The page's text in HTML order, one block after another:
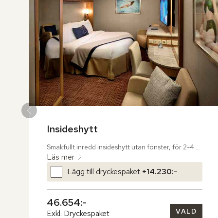
Insideshytt
Smakfullt inredd insideshytt utan fönster, för 2-4
personer.
Hytten har en dubbelsäng eller två enkelsängar.
Extrabäddar i nedfällbar säng eller bäddsoffa.
tv, telefon, kassafack, minibar, skrivbord, hårtork
och garderob.  Wc och dusch. Badrockar.
Läs mer
Lägg till dryckespaket +14.230:-
46.654:-
Exkl. Dryckespaket VALD